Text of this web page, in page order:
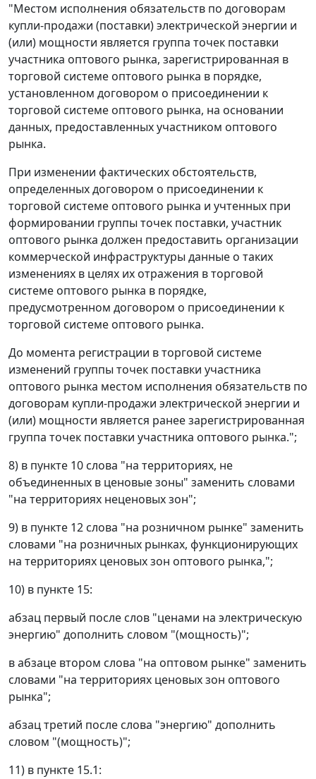
"Местом исполнения обязательств по договорам
купли-продажи (поставки) электрической энергии и
(или) мощности является группа точек поставки
участника оптового рынка, зарегистрированная в
торговой системе оптового рынка в порядке,
установленном договором о присоединении к
торговой системе оптового рынка, на основании
данных, предоставленных участником оптового
рынка.
При изменении фактических обстоятельств,
определенных договором о присоединении к
торговой системе оптового рынка и учтенных при
формировании группы точек поставки, участник
оптового рынка должен предоставить организации
коммерческой инфраструктуры данные о таких
изменениях в целях их отражения в торговой
системе оптового рынка в порядке,
предусмотренном договором о присоединении к
торговой системе оптового рынка.
До момента регистрации в торговой системе
изменений группы точек поставки участника
оптового рынка местом исполнения обязательств по
договорам купли-продажи электрической энергии и
(или) мощности является ранее зарегистрированная
группа точек поставки участника оптового рынка.";
8) в пункте 10 слова "на территориях, не
объединенных в ценовые зоны" заменить словами
"на территориях неценовых зон";
9) в пункте 12 слова "на розничном рынке" заменить
словами "на розничных рынках, функционирующих
на территориях ценовых зон оптового рынка,";
10) в пункте 15:
абзац первый после слов "ценами на электрическую
энергию" дополнить словом "(мощность)";
в абзаце втором слова "на оптовом рынке" заменить
словами "на территориях ценовых зон оптового
рынка";
абзац третий после слова "энергию" дополнить
словом "(мощность)";
11) в пункте 15.1: